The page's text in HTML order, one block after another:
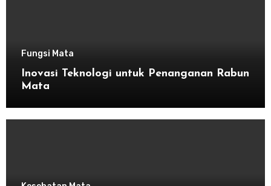
Fungsi Mata
Inovasi Teknologi untuk Penanganan Rabun
Mata